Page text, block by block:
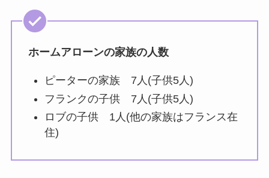
ホームアローンの家族の人数
ピーターの家族 7人(子供5人)
フランクの子供 7人(子供5人)
ロブの子供 1人(他の家族はフランス在
住)